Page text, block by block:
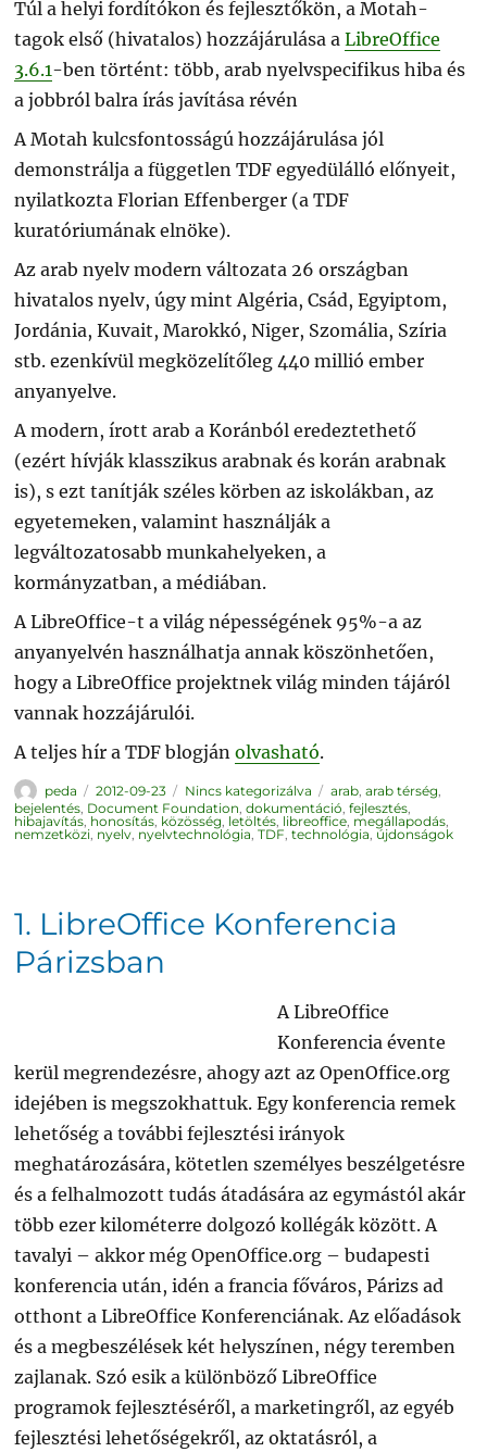
Túl a helyi fordítókon és fejlesztőkön, a Motah-
tagok első (hivatalos) hozzájárulása aLibreOffice
3.6.1-ben történt: több, arab nyelvspecifikus hiba és
a jobbról balra írás javítása révén
A Motah kulcsfontosságú hozzájárulása jól
demonstrálja a független TDF egyedülálló előnyeit,
nyilatkozta Florian Effenberger (a TDF
kuratóriumának elnöke).
Az arab nyelv modern változata 26 országban
hivatalos nyelv, úgy mint Algéria, Csád, Egyiptom,
Jordánia, Kuvait, Marokkó, Niger, Szomália, Szíria
stb. ezenkívül megközelítőleg 440 millió ember
anyanyelve.
A modern, írott arab a Koránból eredeztethető
(ezért hívják klasszikus arabnak és korán arabnak
is), s ezt tanítják széles körben az iskolákban, az
egyetemeken, valamint használják a
legváltozatosabb munkahelyeken, a
kormányzatban, a médiában.
A LibreOffice-t a világ népességének 95%-a az
anyanyelvén használhatja annak köszönhetően,
hogy a LibreOffice projektnek világ minden tájáról
vannak hozzájárulói.
A teljes hír a TDF blogjánolvasható.
Szerző
peda Közzétéve
2012-09-23 Kategória
Nincs kategorizálva Címke
arab, arab térség
bejelentés, Document Foundation,dokumentáció,fejlesztés,
hibajavítás, honosítás, közösség, letöltés, libreoffice, megállapodás,
nemzetközi, nyelv, nyelvtechnológia,TDF,technológia, újdonságok
1. LibreOffice Konferencia
Párizsban
A LibreOffice
Konferencia évente
kerül megrendezésre, ahogy azt az OpenOffice.org
idejében is megszokhattuk. Egy konferencia remek
lehetőség a további fejlesztési irányok
meghatározására, kötetlen személyes beszélgetésre
és a felhalmozott tudás átadására az egymástól akár
több ezer kilométerre dolgozó kollégák között. A
tavalyi – akkor még OpenOffice.org – budapesti
konferencia után, idén a francia főváros, Párizs ad
otthont a LibreOffice Konferenciának. Az előadások
és a megbeszélések két helyszínen, négy teremben
zajlanak. Szó esik a különböző LibreOffice
programok fejlesztéséről, a marketingről, az egyéb
fejlesztési lehetőségekről, az oktatásról, a